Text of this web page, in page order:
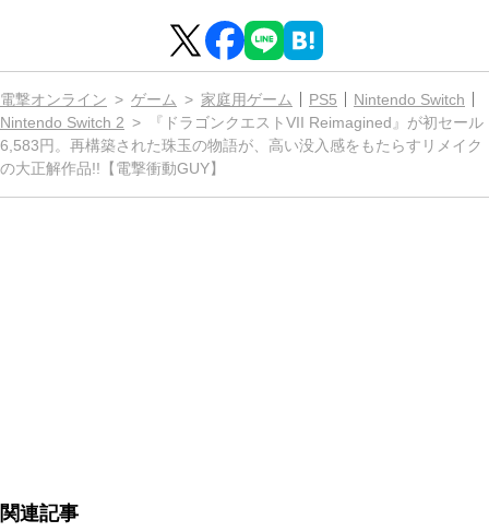
電撃オンライン ゲーム 家庭用ゲーム PS5
Nintendo Switch
Nintendo Switch 2
『ドラゴンクエストVII Reimagined』が初セール
6,583円。再構築された珠玉の物語が、高い没入感をもたらすリメイク
の大正解作品!!【電撃衝動GUY】
関連記事